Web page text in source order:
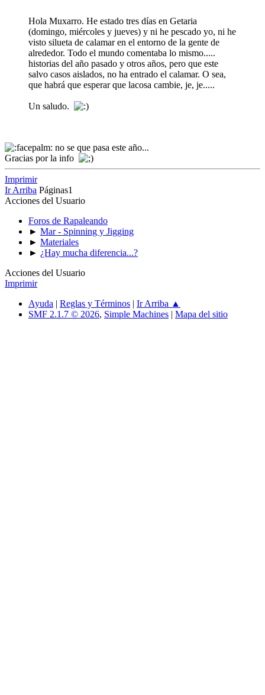
Hola Muxarro. He estado tres días en Getaria
(domingo, miércoles y jueves) y ni he pescado yo, ni he
visto silueta de calamar en el entorno de la gente de
alrededor. Todo el mundo comentaba lo mismo.....
historias del año pasado y otros años, pero que este
salvo casos aislados, no ha entrado el calamar. O sea,
que habrá que esperar que lacosa cambie, je, je.....
Un saludo.
no se que pasa este año...
Gracias por la info
Imprimir
Ir Arriba Páginas1
Acciones del Usuario
Foros de Rapaleando
► Mar - Spinning y Jigging
► Materiales
► ¿Hay mucha diferencia...?
Acciones del Usuario
Imprimir
Ayuda | Reglas y Términos | Ir Arriba ▲
SMF 2.1.7 © 2026, Simple Machines | Mapa del sitio